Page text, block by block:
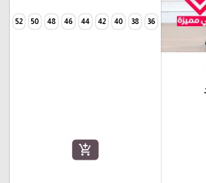
36
38
40
42
44
46
48
50
52
add_shopping_cart